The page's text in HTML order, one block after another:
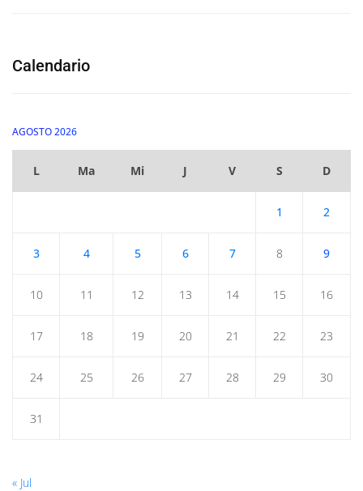
Calendario
AGOSTO 2026
L Ma Mi J V S D
1 2
3 4 5 6 7 8 9
10 11 12 13 14 15 16
17 18 19 20 21 22 23
24 25 26 27 28 29 30
31
« Jul